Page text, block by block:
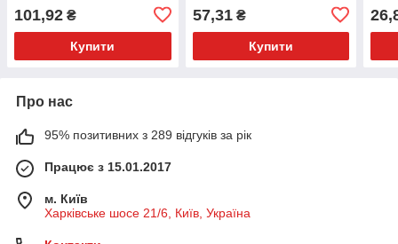
101,92 ₴
Купити
57,31₴
Купити
Про нас
95% позитивних з 289 відгуків за рік
Працює з 15.01.2017
м. Київ
Харківське шосе 21/6, Київ, Україна